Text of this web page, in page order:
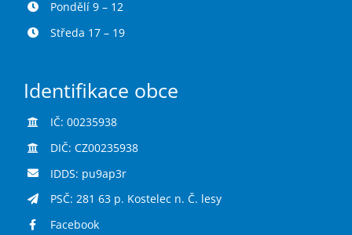
Pondělí 9 – 12
Středa 17 – 19
Identifikace obce
IČ: 00235938
DIČ: CZ00235938
IDDS: pu9ap3r
PSČ: 281 63 p. Kostelec n. Č. lesy
Facebook